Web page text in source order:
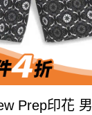
Prep印花